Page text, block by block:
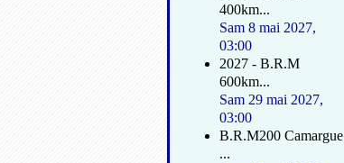
400km...
Sam 8 mai 2027,
03:00
2027 - B.R.M
600km...
Sam 29 mai 2027,
03:00
B.R.M200 Camargue
...